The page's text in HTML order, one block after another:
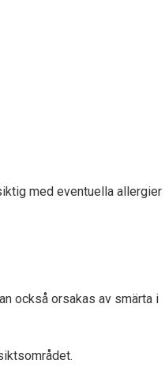
med eventuella allergier
också orsakas av smärta i